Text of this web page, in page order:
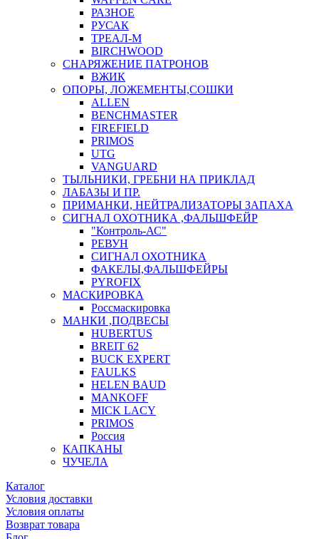
РАЗНОЕ
РУСАК
ТРЕАЛ-М
BIRCHWOOD
СНАРЯЖЕНИЕ ПАТРОНОВ
ВЖИК
ОПОРЫ, ЛОЖЕМЕНТЫ,СОШКИ
ALLEN
BENCHMASTER
FIREFIELD
PRIMOS
UTG
VANGUARD
ТЫЛЬНИКИ, ГРЕБНИ НА ПРИКЛАД
ЛАБАЗЫ И ПР.
ПРИМАНКИ, НЕЙТРАЛИЗАТОРЫ ЗАПАХА
СИГНАЛ ОХОТНИКА ,ФАЛЬШФЕЙР
"Контроль-АС"
РЕВУН
СИГНАЛ ОХОТНИКА
ФАКЕЛЫ,ФАЛЬШФЕЙРЫ
PYROFIX
МАСКИРОВКА
Россмаскировка
МАНКИ ,ПОДВЕСЫ
HUBERTUS
BREIT 62
BUCK EXPERT
FAULKS
HELEN BAUD
MANKOFF
MICK LACY
PRIMOS
Россия
КАПКАНЫ
ЧУЧЕЛА
Каталог
Условия доставки
Условия оплаты
Возврат товара